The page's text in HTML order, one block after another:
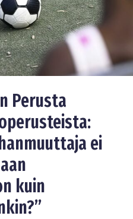
Perusta
ei
kuin